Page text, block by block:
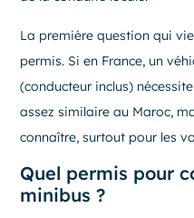
La première question qui
permis. Si en France, un
(conducteur inclus)
assez similaire au Maroc,
connaître, surtout pour les
Quel permis pour
minibus ?